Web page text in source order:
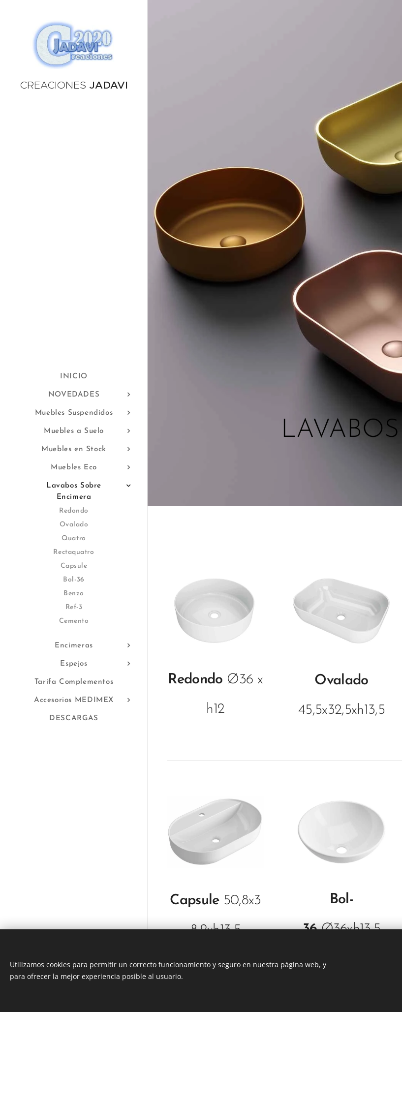
CREACIONES JADAVI
INICIO
NOVEDADES
Muebles Suspendidos
Muebles a Suelo
Muebles en Stock
Muebles Eco
Lavabos Sobre
Encimera
Redondo
Ovalado
Quatro
Rectaquatro
Capsule
Bol-36
Benzo
Ref-3
Cemento
Encimeras
Espejos
Tarifa Complementos
Accesorios MEDIMEX
DESCARGAS
LAVABOS
Redondo Ø36 x
h12
Ovalado
45,5x32,5xh13,5
Capsule 50,8x3
8,2xh13,5
Bol-
36Ø36xh13,5
Utilizamos cookies para permitir un correcto funcionamiento y seguro en nuestra página web, y
para ofrecer la mejor experiencia posible al usuario.